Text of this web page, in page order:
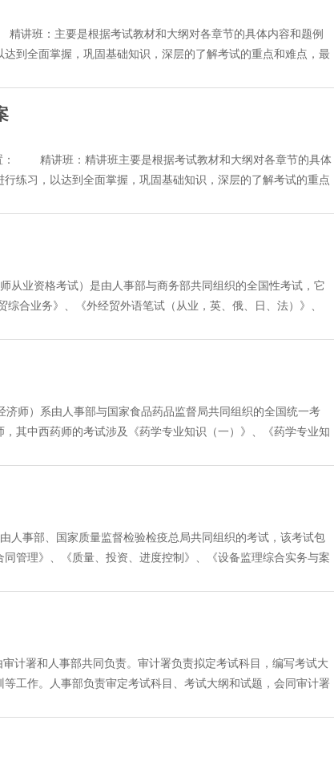
考点、重点、难点的分析，使学员对考试内容轻松掌握。
关的习题，对照答案和解析检查自己实际学习效果。专家讲座后
有数。 3、课件下载： 课堂讲座下载：在课堂左下方有 " 课
格式 ) 保存到自己本地硬盘指定的地方,这样可以在不上网的状
义文字按Ctrl+C键，然后再打开word 编辑软件按 Ctrl+V 键,即
科课程学费200元 冲刺班：每科课程学费100元 报三科及
联系人：董先生、邵先生 售卡地址：嘉兴市东升路1号
www.jxkp.com/edu24ol/ 注册用户后，选择付费方式（参见网页
、财政税收专业知识与实务（初级、中级） 6、邮电专业
产专业知识与实务（中级） 9、农业专业知识与实务（中
务（中级） 12、交通运输经济（公路）专业知识与实务
育在线有多年的经济师考试辅导经验,往年辅导通过率都在
刺班专业化的辅导模式为基础,采取全程视频授课、主讲名师亲
专家视频讲座+在线练习+4套全真模拟试题，主要是根据考试
员检测学习效果。 冲刺班：包括20课程的专家视频讲座+在
真题进行分析讲解，对今年考试内容进行预测，为学员的考试起
专业化、科学化辅导模式：精讲班＋冲刺班：通过精讲班对教
拟练习,考试无忧！－现报精讲班送冲刺班－ [课程安排] 学员
每天24小时可以随时进入课堂反复学习。 [教学内容、形式] 经
、音、视频讲座：主要为老师结合例题对考点、重点、难点
学员可点击“课后作业”,完成与本讲内容相关的习题，对照答
进行精讲解,使学员对自己的水平和成绩心中有数。 3、课件下
，就可以将该讲"音、视频"文件"(.asf格式)保存到自己本地硬盘
堂右边的框内选中要复制的讲义文字按Ctrl+C键，然后再打开
自2003年起担任环球职业教育在线经济师考试中级经济基础等课
论功底深厚，知识面广；教学提纲挈领，脉络清晰，重点突出。
的考试通过率使得郭老师被学员们称为是 " 经济师中级经济基
2214398、2214638 联系人：董先生、邵先生 售卡地址：嘉兴
网址: http://www.jxkp.com/edu24ol/ 注册用户后，选择付费方式
：主要是根据考试教材和大纲对各章节的具体内容和题例
到全面掌握，巩固基础知识，深层的了解考试的重点和难点，最
报名参加学习，学习期限一直考试结束，因此学员每天24小
各章节的具体内容和题例进行详细的精讲，同时每讲都有专门的
解考试的重点和难点，最后配有二套模拟测试题供学员检测学习
实务 胡晖 26 200元 国际商务专业知识 曹琛 30 200元 ·教学内
， 提出解题方法与注意事项，巩固学生的知识点。目的是使学
·课堂练习：听完讲座后，学员可点击 “ 课堂练习 ”, 完成与本讲
安排模拟考试并进行精讲解 , 使学员对自己的水平和成绩心中有
鼠标点击此按钮，就可以将该讲 " 音、视频 " 文件 "(.asf 格式 )
讲义文本下载：点击课堂左下角的 “ 讲义下载 ” 按钮，即可将
：董先生、邵先生。
精讲班：精讲班主要是根据考试教材和大纲对各章节的具体
练习，以达到全面掌握，巩固基础知识，深层的了解考试的重点
问每门课精讲班设20讲，包括18讲内容讲解和2套模拟试题，
时报名,课程开通后可随时上课，反复学习，学习期限一直保留
- 学费：200元/科 经济与民商法律知识 - 主 讲：李峰- 学费：
问实务 - 主 讲：李峰- 学费：200元/科 ·教学内容、形式：
座和在线作业。 1、录音讲座：讲座主要为教师根据多年教学
题进行说明，使学员可以深刻的理解相关知识。 2、在线作
题，对照答案和解析检查自己实际学习效果。 3、课件下载：
就可以将该讲"录音"文件(.asf格式)保存到自己本地硬盘指定的
边的框内选中要复制的讲义文字按Ctrl+C键，然后再打开
，2214638，联系人：董先生、邵先生。
考试）是由人事部与商务部共同组织的全国性考试，它
合业务》、《外经贸外语笔试（从业，英、俄、日、法）》、
年考试时间为：9月16、17日 ·班别设置： 由北京国际经济
张开旺、滕义莲老师领衔主讲。 课程设为精讲班网上授课，该阶
讲解，开设《外经贸综合业务》、《外经贸英语（笔试、口
一直考试结束，因此学员每天24小时可以不限时间随时反复学
行详细的精讲，同时每讲都有专门的课后作业供学员进行练习，
配有二套模拟测试题供学员检测学习效果。 外销员课程辅导方案
容： ·音、视频讲座： 讲座主要 结合例题对考点、重点、难点
全面掌握注册税务师考试的各项知识。 使学员对考试内容轻松
内容相关的习题，对照答案和解析检查自己实际学习效果。 专家
存到自己本地硬盘指定的地方 , 这样可以在不上网的状态听这
该讲文保存至本地电脑，也可选择直接打印。 详情请查询嘉兴考
人力资源中心市场2号楼5楼 联系电话：2214398，2214638，
）系由人事部与国家食品药品监督局共同组织的全国统一考
其中西药师的考试涉及《药学专业知识（一）》、《药学专业知
药学考试涉及《中药知识（一）》、《中药学专业知识
事管理与法规》为中西药师考试的公共课，考试全部使用机读卡
药学专业知识(一) 2、药学专业知识(二) 3、药学综合知识与技能
二） 7．中药综合知识与技能 ·2006年辅导安排 2006年执业
师考试辅导精讲班已正式推出。 ·班别设置： 环球职业教育
包括18讲专家讲座,2套模拟题，主要是根据考试教材和大纲对
业供学员进行练习，以达到全面掌握，巩固基础知识，深层的了
。报名后进入课堂可看到全部学习内容！ 冲刺班：每门课各
，对历年的真题进行分析讲解，对今年考试内容的进行预测，为
度考试结束！ ·教学内容： 执业药师远程教学包括二个部分：
、难点的分析，使学员对考试内容轻松掌握。在2006年考试
年的考试总结进行讲授；新书及大纲出版后将更新课堂，免
击“在线作业”，完成与本讲内容相关的习题，提交后系统给出
讲座后安排两次模拟考试，使学员对自己的水平和成绩心中有
课程学费100元 现在报名报三科及以上优惠9折、老学
事部、国家质量监督检验检疫总局共同组织的考试，该考试包
管理》、《质量、投资、进度控制》、《设备监理综合实务与案
通过所有四个科目的考试，部分人员免试两科，实行一年通
资特推出2006年注册设备监理师考试考前辅导精讲班，本次
： 三控之一《设备工程监理质量控制》 28课时（2套模拟
） 三控之三《设备工程监理进度控制》28课时（2套模拟
） 《设备工程监理合同管理》 36课时（2套模拟试题）
分模拟题将由老师进行详细讲解)。 2006注册设备监理师
理工作经验的专家、教师讲授。 ·课程安排： 学员可随时报名
后,以一周两至三讲的进度上传。冲刺班会在考试前一个月陆续
包括二个部分：录音讲座和在线作业。 1、录音讲座：讲座
计署和人事部共同负责。审计署负责拟定考试科目，编写考试大
工作。人事部负责审定考试科目、考试大纲和试题，会同审计署
作由当地审计部门和人事部门共同负责，具体职责分工，由各地
统一考试制度。考试制度实行后，不再进行相应职务任职资格的
任相应审计专业技术职务的水平和能力，用人单位可根据工作需
试科目 2006年10月15日 上午 9:00-11:30 审计专业相关知识